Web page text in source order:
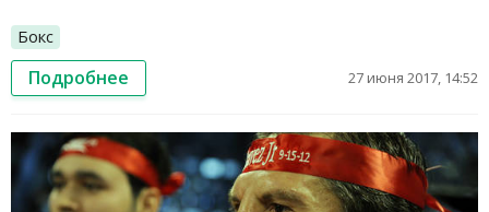
Бокс
Подробнее 27 июня 2017, 14:52